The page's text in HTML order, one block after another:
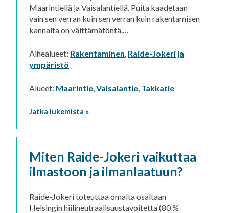
Maarintiellä ja Vaisalantiellä. Puita kaadetaan
vain sen verran kuin sen verran kuin rakentamisen
kannalta on välttämätöntä.…
Aihealueet: Rakentaminen Raide-Jokeri ja
ympäristö
Alueet: Maarintie Vaisalantie Takkatie
Jatka lukemista »
Miten Raide-Jokeri vaikuttaa
ilmastoon ja ilmanlaatuun?
Raide-Jokeri toteuttaa omalta osaltaan
Helsingin hiilineutraalisuustavoitetta (80 %